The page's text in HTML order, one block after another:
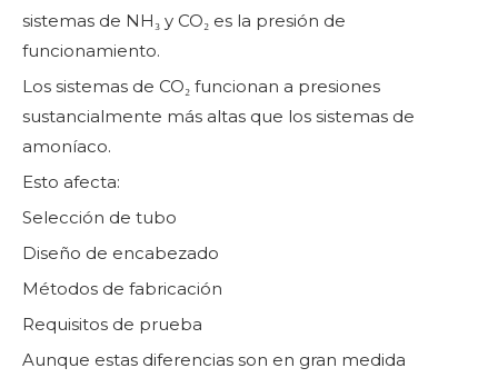
sistemas de NH₃ y CO₂ es la presión de
funcionamiento.
Los sistemas de CO₂ funcionan a presiones
sustancialmente más altas que los sistemas de
amoníaco.
Esto afecta:
Selección de tubo
Diseño de encabezado
Métodos de fabricación
Requisitos de prueba
Aunque estas diferencias son en gran medida